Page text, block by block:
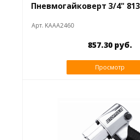
Пневмогайковерт 3/4"
Арт. KAAA2460
857.30 руб.
Просмотр